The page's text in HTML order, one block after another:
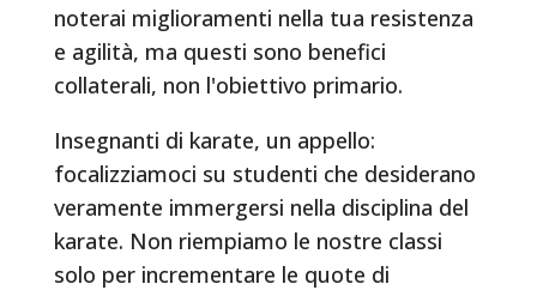
noterai miglioramenti nella tua resistenza
e agilità, ma questi sono benefici
collaterali, non l'obiettivo primario.
Insegnanti di karate, un appello:
focalizziamoci su studenti che desiderano
veramente immergersi nella disciplina del
karate. Non riempiamo le nostre classi
solo per incrementare le quote di